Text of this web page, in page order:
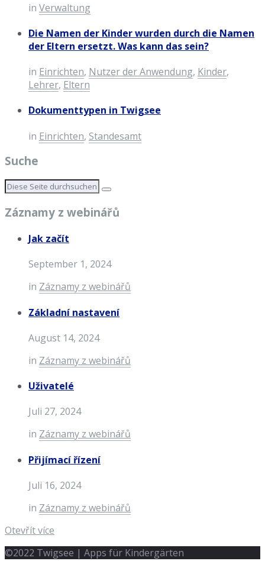
in Verwaltung
Die Namen der Kinder wurden durch die Namen
der Eltern ersetzt. Was kann das sein?
in Einrichten, Nutzer der Anwendung, Kinder,
Lehrer, Eltern
Dokumenttypen in Twigsee
in Einrichten, Standesamt
Suche
Záznamy z webinářů
Jak začít
September 1, 2024
in Záznamy z webinářů
Základní nastavení
August 14, 2024
in Záznamy z webinářů
Uživatelé
Juli 27, 2024
in Záznamy z webinářů
Přijímací řízení
Juli 16, 2024
in Záznamy z webinářů
Otevřít více
©2022 Twigsee | Apps für Kindergärten